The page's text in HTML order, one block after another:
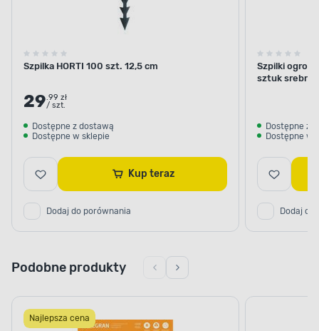
Szpilka HORTI 100 szt. 12,5 cm
29.99 zł
/ szt.
Dostępne z dostawą
Dostępne w sklepie
Kup teraz
Dodaj do porównania
Szpilki
sztuk srebrne
Dostępne z
Dostępne w
Dodaj do
Podobne produkty
Najlepsza cena